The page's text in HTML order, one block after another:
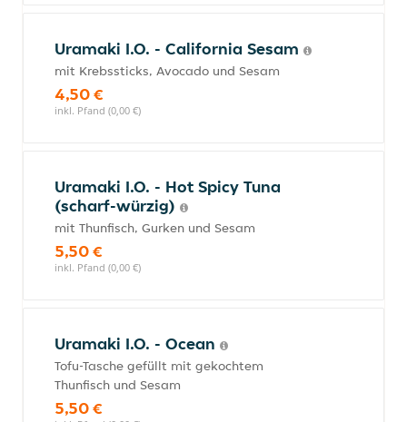
Uramaki I.O. - California Sesam
mit Krebssticks, Avocado und Sesam
4,50 €
inkl. Pfand (0,00 €)
Uramaki I.O. - Hot Spicy Tuna
(scharf-würzig)
mit Thunfisch, Gurken und Sesam
5,50 €
inkl. Pfand (0,00 €)
Uramaki I.O. - Ocean
Tofu-Tasche gefüllt mit gekochtem
Thunfisch und Sesam
5,50 €